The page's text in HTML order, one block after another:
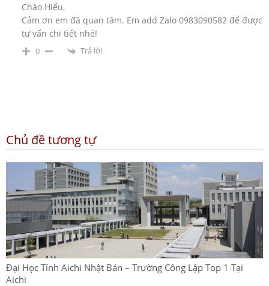
Chào Hiếu,
Cảm ơn em đã quan tâm. Em add Zalo 0983090582 để được
tư vấn chi tiết nhé!
0 Trả lời
Chủ đề tương tự
Đại Học Tỉnh Aichi Nhật Bản – Trường Công Lập Top 1 Tại
Aichi